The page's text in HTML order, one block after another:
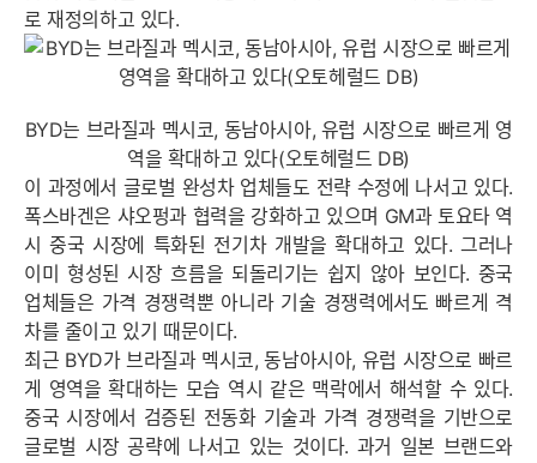
로 재정의하고 있다.
BYD는 브라질과 멕시코, 동남아시아, 유럽 시장으로 빠르게 영
역을 확대하고 있다(오토헤럴드 DB)
이 과정에서 글로벌 완성차 업체들도 전략 수정에 나서고 있다.
폭스바겐은 샤오펑과 협력을 강화하고 있으며 GM과 토요타 역
시 중국 시장에 특화된 전기차 개발을 확대하고 있다. 그러나
이미 형성된 시장 흐름을 되돌리기는 쉽지 않아 보인다. 중국
업체들은 가격 경쟁력뿐 아니라 기술 경쟁력에서도 빠르게 격
차를 줄이고 있기 때문이다.
최근 BYD가 브라질과 멕시코, 동남아시아, 유럽 시장으로 빠르
게 영역을 확대하는 모습 역시 같은 맥락에서 해석할 수 있다.
중국 시장에서 검증된 전동화 기술과 가격 경쟁력을 기반으로
글로벌 시장 공략에 나서고 있는 것이다. 과거 일본 브랜드와